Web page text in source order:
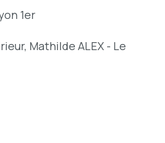
1er
Mathilde ALEX - Le